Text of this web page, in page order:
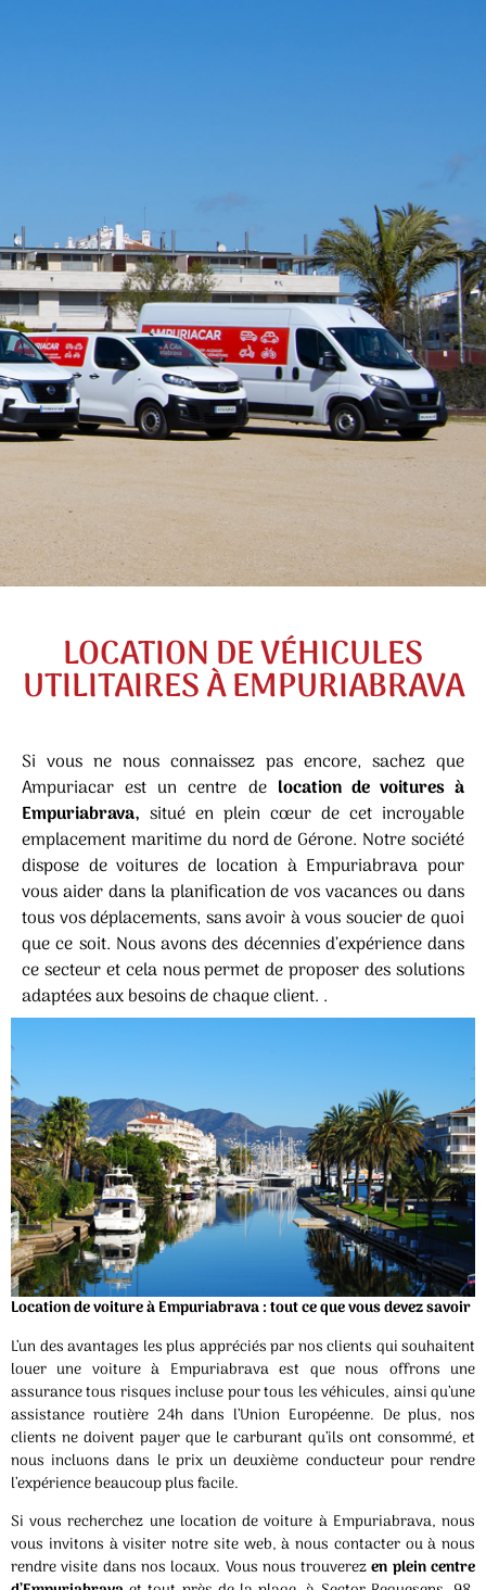
LOCATION DE VÉHICULES
UTILITAIRES À EMPURIABRAVA
Si vous ne nous connaissez pas encore, sachez que
Ampuriacar est un centre de location de voitures à
Empuriabrava, situé en plein cœur de cet incroyable
emplacement maritime du nord de Gérone. Notre société
dispose de voitures de location à Empuriabrava pour
vous aider dans la planification de vos vacances ou dans
tous vos déplacements, sans avoir à vous soucier de quoi
que ce soit. Nous avons des décennies d’expérience dans
ce secteur et cela nous permet de proposer des solutions
adaptées aux besoins de chaque client. .
Location de voiture à Empuriabrava : tout ce que vous devez savoir
L’un des avantages les plus appréciés par nos clients qui souhaitent
louer une voiture à Empuriabrava est que nous offrons une
assurance tous risques incluse pour tous les véhicules, ainsi qu’une
assistance routière 24h dans l’Union Européenne. De plus, nos
clients ne doivent payer que le carburant qu’ils ont consommé, et
nous incluons dans le prix un deuxième conducteur pour rendre
l’expérience beaucoup plus facile.
Si vous recherchez une location de voiture à Empuriabrava, nous
vous invitons à visiter notre site web, à nous contacter ou à nous
rendre visite dans nos locaux. Vous nous trouverezen plein centre